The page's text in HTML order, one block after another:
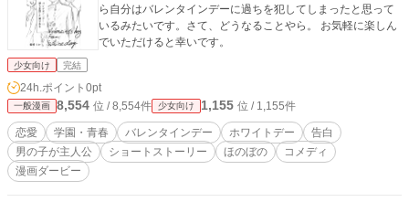
ら自分はバレンタインデーに過ちを犯してしまったと思って
いるみたいです。さて、どうなることやら。 お気軽に楽しん
でいただけると幸いです。
少女向け 完結
24h.ポイント 0pt
一般漫画 8,554 位 / 8,554件 少女向け 1,155 位 / 1,155件
恋愛 学園・青春 バレンタインデー ホワイトデー
告白
男の子が主人公
ショートストーリー ほのぼの
コメディ
漫画ダービー